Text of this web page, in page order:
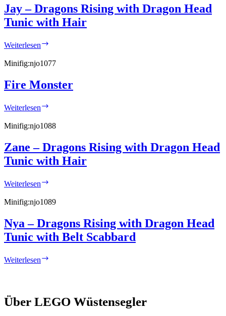
Jay – Dragons Rising with Dragon Head
Tunic with Hair
Weiterlesen
Dragons
Dragon
Hair
Minifig:njo1077
Fire Monster
Weiterlesen
Minifig:njo1088
Zane – Dragons Rising with Dragon Head
Tunic with Hair
Weiterlesen
Dragons
Dragon
Head
Tunic
Minifig:njo1089
Nya – Dragons Rising with Dragon Head
Tunic with Belt Scabbard
Weiterlesen
Dragon
Über LEGO Wüstensegler